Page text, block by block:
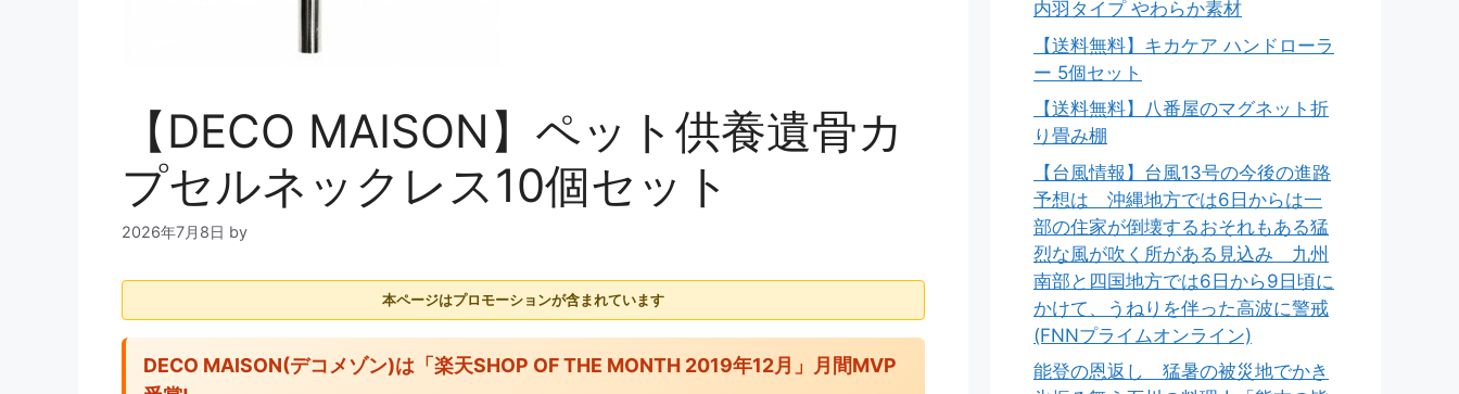
【DECO MAISON】ペット供養遺骨カ
プセルネックレス10個セット
2026年7月8日 by
本ページはプロモーションが含まれています
DECO MAISON(デコメゾン)は「楽天SHOP OF THE MONTH 2019年12月」月間MVP
内羽タイプ やわらか素材
【送料無料】キカケア ハンドローラ
ー 5個セット
【送料無料】八番屋のマグネット折
り畳み棚
【台風情報】台風13号の今後の進路
予想は 沖縄地方では6日からは一
部の住家が倒壊するおそれもある猛
烈な風が吹く所がある見込み 九州
南部と四国地方では6日から9日頃に
かけて、うねりを伴った高波に警戒
(FNNプライムオンライン)
能登の恩返し 猛暑の被災地でかき